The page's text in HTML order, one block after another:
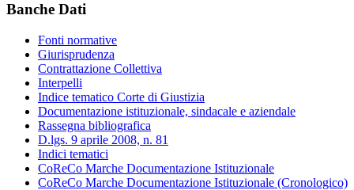
Banche Dati
Fonti normative
Giurisprudenza
Contrattazione Collettiva
Interpelli
Indice tematico Corte di Giustizia
Documentazione istituzionale, sindacale e aziendale
Rassegna bibliografica
D.lgs. 9 aprile 2008, n. 81
Indici tematici
CoReCo Marche Documentazione Istituzionale
CoReCo Marche Documentazione Istituzionale (Cronologico)